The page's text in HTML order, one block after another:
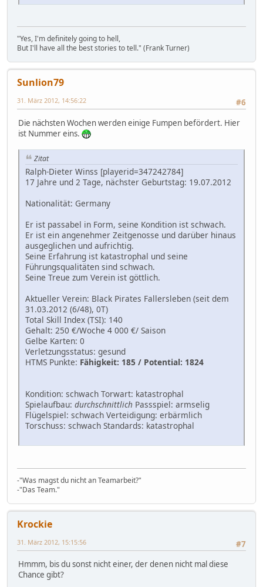
"Yes, I'm definitely going to hell,
But I'll have all the best stories to tell." (Frank Turner)
Sunlion79
#6
31. März 2012, 14:56:22
Die nächsten Wochen werden einige Fumpen befördert. Hier
ist Nummer eins.
Zitat
Ralph-Dieter Winss [playerid=347242784]
17 Jahre und 2 Tage, nächster Geburtstag: 19.07.2012
Nationalität: Germany
Er ist passabel in Form, seine Kondition ist schwach.
Er ist ein angenehmer Zeitgenosse und darüber hinaus
ausgeglichen und aufrichtig.
Seine Erfahrung ist katastrophal und seine
Führungsqualitäten sind schwach.
Seine Treue zum Verein ist göttlich.
Aktueller Verein: Black Pirates Fallersleben (seit dem
31.03.2012 (6/48), 0T)
Total Skill Index (TSI): 140
Gehalt: 250 €/Woche 4 000 €/ Saison
Gelbe Karten: 0
Verletzungsstatus: gesund
HTMS Punkte: Fähigkeit: 185 / Potential: 1824
Kondition: schwach Torwart: katastrophal
Spielaufbau: durchschnittlich Passspiel: armselig
Flügelspiel: schwach Verteidigung: erbärmlich
Torschuss: schwach Standards: katastrophal
-"Was magst du nicht an Teamarbeit?"
-"Das Team."
Krockie
#7
31. März 2012, 15:15:56
Hmmm, bis du sonst nicht einer, der denen nicht mal diese
Chance gibt?